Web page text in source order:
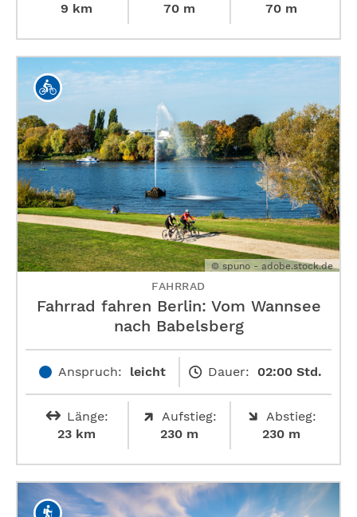
9 km
70 m
70 m
© spuno - adobe.stock.de
FAHRRAD
Fahrrad fahren Berlin: Vom Wannsee
nach Babelsberg
Anspruch: leicht Dauer: 02:00 Std.
Länge:
23 km
Aufstieg:
230 m
Abstieg:
230 m